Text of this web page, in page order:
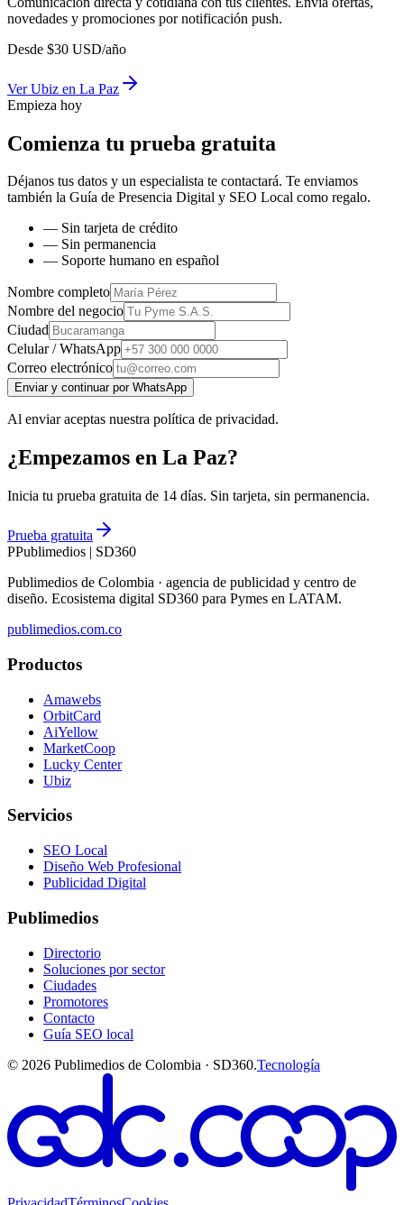
novedades y promociones por notificación push.
Desde $30 USD/año
VerUbiz en La Paz
Empieza hoy
Comienza tu prueba gratuita
Déjanos tus datos y un especialista te contactará. Te enviamos
también la Guía de Presencia Digital y SEO Local como regalo.
— Sin tarjeta de crédito
— Sin permanencia
— Soporte humano en español
Nombre completo
Nombre del negocio
Ciudad
Celular / WhatsApp
Correo electrónico
Enviar y continuar por WhatsApp
Al enviar aceptas nuestra política de privacidad.
¿Empezamos en La Paz?
Inicia tu prueba gratuita de 14 días. Sin tarjeta, sin permanencia.
Prueba gratuita
PPublimedios | SD360
Publimedios de Colombia · agencia de publicidad y centro de
diseño. Ecosistema digital SD360 para Pymes en LATAM.
publimedios.com.co
Productos
Amawebs
OrbitCard
AiYellow
MarketCoop
Lucky Center
Ubiz
Servicios
SEO Local
Diseño Web Profesional
Publicidad Digital
Publimedios
Directorio
Soluciones por sector
Ciudades
Promotores
Contacto
Guía SEO local
© 2026 Publimedios de Colombia · SD360.Tecnología